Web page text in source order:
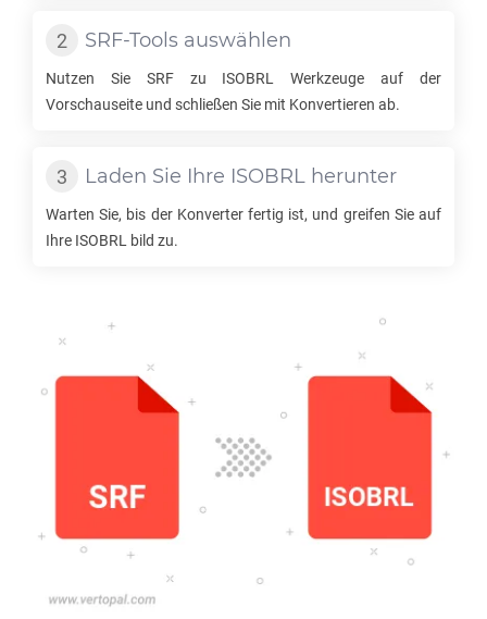
SRF-Tools auswählen
Nutzen Sie SRFzu ISOBRL
Werkzeuge auf der
Vorschauseite und schließen Sie mit Konvertieren ab.
Laden Sie Ihre ISOBRL herunter
Warten Sie, bis der Konverter fertig ist, und greifen Sie auf
Ihre ISOBRL bild zu.